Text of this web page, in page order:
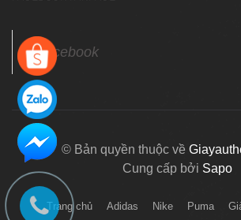
Facebook
© Bản quyền thuộc về
Cung cấp bởi Sapo
Trang chủ Adidas Nike Puma